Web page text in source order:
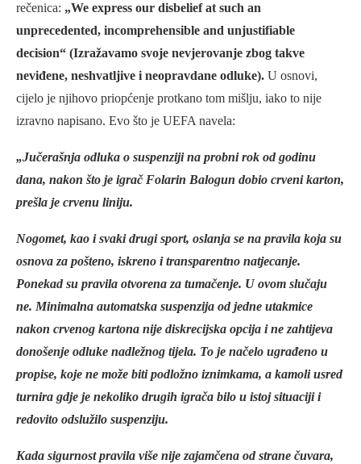
rečenica: „We express our disbelief at such an
unprecedented, incomprehensible and unjustifiable
decision“ (Izražavamo svoje nevjerovanje zbog takve
neviđene, neshvatljive i neopravdane odluke). U osnovi,
cijelo je njihovo priopćenje protkano tom mišlju, iako to nije
izravno napisano. Evo što je UEFA navela:
„Jučerašnja odluka o suspenziji na probni rok od godinu
dana, nakon što je igrač Folarin Balogun dobio crveni karton,
prešla je crvenu liniju.
Nogomet, kao i svaki drugi sport, oslanja se na pravila koja su
osnova za pošteno, iskreno i transparentno natjecanje.
Ponekad su pravila otvorena za tumačenje. U ovom slučaju
ne. Minimalna automatska suspenzija od jedne utakmice
nakon crvenog kartona nije diskrecijska opcija i ne zahtijeva
donošenje odluke nadležnog tijela. To je načelo ugrađeno u
propise, koje ne može biti podložno iznimkama, a kamoli usred
turnira gdje je nekoliko drugih igrača bilo u istoj situaciji i
redovito odslužilo suspenziju.
Kada sigurnost pravila više nije zajamčena od strane čuvara,